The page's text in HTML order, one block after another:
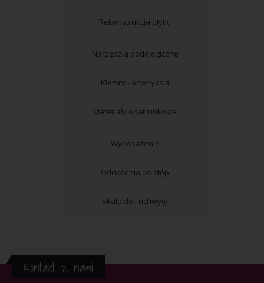
Rekonstrukcja płytki
Narzędzia podologiczne
Klamry - ortonyksja
Materiały opatrunkowe
Wyposażenie
Odciążenia do stóp
Skalpele i uchwyty
Kontakt z nami